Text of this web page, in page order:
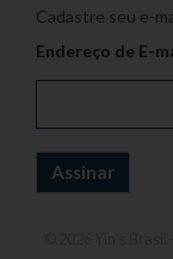
Cadastre seu e-
Endereço de E-